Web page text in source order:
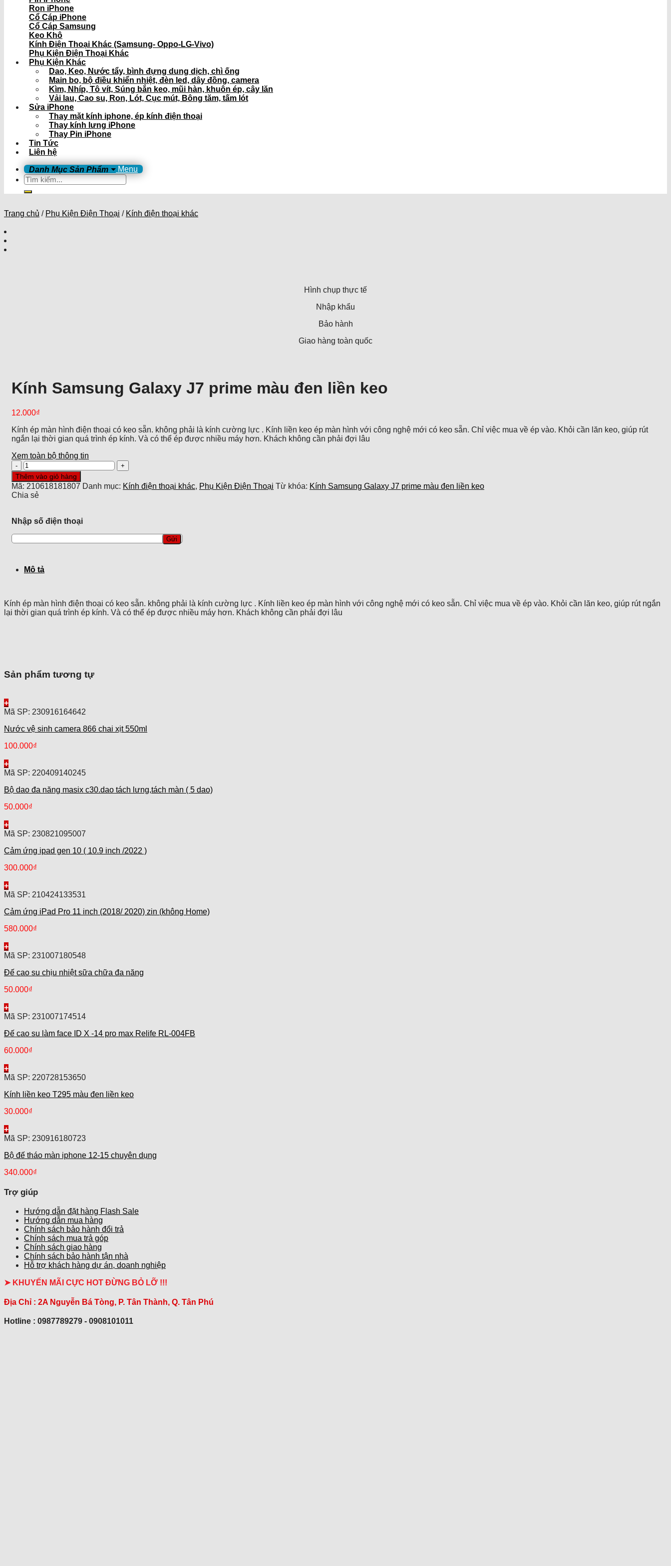
Ron iPhone
Cổ Cáp iPhone
Cổ Cáp Samsung
Keo Khô
Kính Điện Thoại Khác (Samsung- Oppo-LG-Vivo)
Phụ Kiện Điện Thoại Khác
Phụ Kiện Khác
Dao, Keo, Nước tẩy, bình đựng dung dịch, chì ống
Main bo, bộ điều khiển nhiệt, đèn led, dây đồng, camera
Kìm, Nhíp, Tô vít, Súng bắn keo, mũi hàn, khuôn ép, cây lăn
Vải lau, Cao su, Ron, Lót, Cục mút, Bông tăm, tấm lót
Sửa iPhone
Thay mặt kính iphone, ép kính điện thoại
Thay kính lưng iPhone
Thay Pin iPhone
Tin Tức
Liên hệ
Menu
Tìm
kiếm:
Trang chủ / Phụ Kiện Điện Thoại / Kính điện thoại khác
Hình chụp thực tế
Nhập khẩu
Bảo hành
Giao hàng toàn quốc
Kính Samsung Galaxy J7 prime màu đen liền keo
12.000₫
Kính ép màn hình điện thoại có keo sẵn. không phải là kính cường lực . Kính liền keo ép màn hình với công nghệ mới có keo sẵn. Chỉ việc mua về ép vào. Khỏi cần lăn keo, giúp rút
ngắn lại thời gian quá trình ép kính. Và có thể ép được nhiều máy hơn. Khách không cần phải đợi lâu
Xem toàn bộ thông tin
Kính
Samsung
Galaxy
J7
prime
đen
liền
keo
số
Thêm vào giỏ hàng
Mã: 210618181807 Danh mục: Kính điện thoại khác, Phụ Kiện Điện Thoại Từ khóa: Kính Samsung Galaxy J7 prime màu đen liền keo
Chia sẻ
Nhập số điện thoại
Mô tả
Kính ép màn hình điện thoại có keo sẵn. không phải là kính cường lực . Kính liền keo ép màn hình với công nghệ mới có keo sẵn. Chỉ việc mua về ép vào. Khỏi cần lăn keo, giúp rút ngắn
lại thời gian quá trình ép kính. Và có thể ép được nhiều máy hơn. Khách không cần phải đợi lâu
Sản phẩm tương tự
+
Mã SP: 230916164642
Nước vệ sinh camera 866 chai xịt 550ml
100.000₫
+
Mã SP: 220409140245
Bộ dao đa năng masix c30.dao tách lưng,tách màn ( 5 dao)
50.000₫
+
Mã SP: 230821095007
Cảm ứng ipad gen 10 ( 10.9 inch /2022 )
300.000₫
+
Mã SP: 210424133531
Cảm ứng iPad Pro 11 inch (2018/ 2020) zin (không Home)
580.000₫
+
Mã SP: 231007180548
Đế cao su chịu nhiệt sữa chữa đa năng
50.000₫
+
Mã SP: 231007174514
Đế cao su làm face ID X -14 pro max Relife RL-004FB
60.000₫
+
Mã SP: 220728153650
Kính liền keo T295 màu đen liền keo
30.000₫
+
Mã SP: 230916180723
Bộ đế tháo màn iphone 12-15 chuyên dụng
340.000₫
Trợ giúp
Hướng dẫn đặt hàng Flash Sale
Hướng dẫn mua hàng
Chính sách bảo hành đổi trả
Chính sách mua trả góp
Chính sách giao hàng
Chính sách bảo hành tận nhà
Hỗ trợ khách hàng dự án, doanh nghiệp
➤ KHUYẾN MÃI CỰC HOT ĐỪNG BỎ LỠ !!!
Địa Chỉ : 2A Nguyễn Bá Tòng, P. Tân Thành, Q. Tân Phú
Hotline : 0987789279 - 0908101011